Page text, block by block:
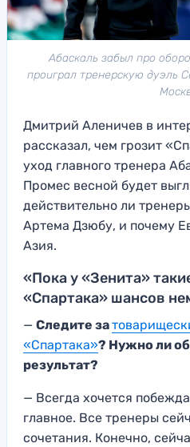
Абаскаль забыл про
проиграл тренерскую дуэль
Дмитрий Аленичев в
рассказал, чем грозит
уход главного тренера
Промес весной будет
действительно ли
Артема Дзюбу, и почему
Азия.
«Пока у «Зенита»
«Спартака» шансов
— Следите за
«Спартака»? Нужно ли
результат?
— Всегда хочется
главное. Все тренеры
сочетания. Конечно,